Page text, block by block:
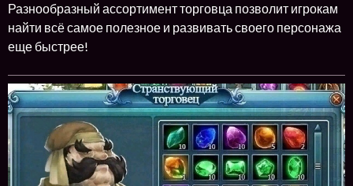
Разнообразный ассортимент торговца позволит игрокам
найти всё самое полезное и развивать своего персонажа
еще быстрее!